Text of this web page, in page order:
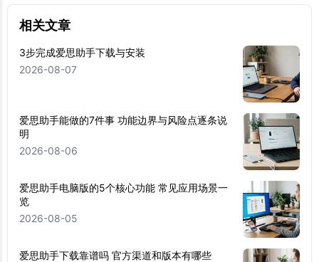
相关文章
3步完成爱思助手下载与安装
2026-08-07
爱思助手能做的7件事 功能边界与风险点逐条说
明
2026-08-06
爱思助手电脑版的5个核心功能 常见应用场景一
览
2026-08-05
爱思助手下载靠谱吗 官方渠道和版本有哪些